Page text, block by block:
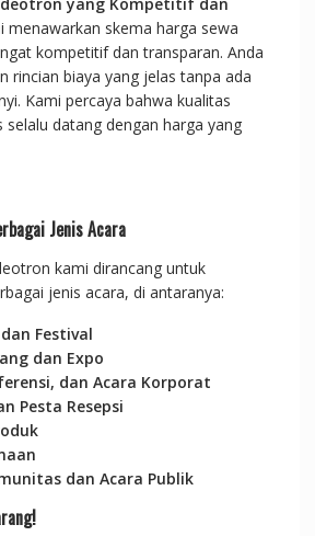
menawarkan skema harga sewa
kompetitif dan transparan. Anda
rincian biaya yang jelas tanpa ada
Kami percaya bahwa kualitas
selalu datang dengan harga yang
Jenis Acara
kami dirancang untuk
jenis acara, di antaranya:
Festival
dan Expo
dan Acara Korporat
Pesta Resepsi
dan Acara Publik